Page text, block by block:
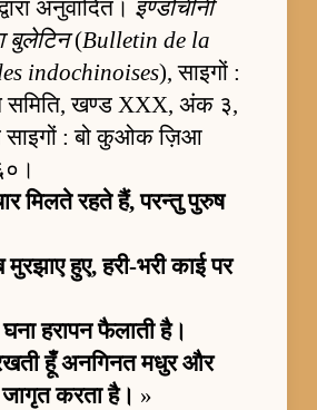
अनुवादित। इण्डोचीनी
बुलेटिन(Bulletin de la
indochinoises), साइगों :
समिति, खण्ड XXX, अंक ३,
साइगों : बो कुओक ज़िआ
मिलते रहते हैं, परन्तु पुरुष
हुए, हरी-भरी काई पर
हरापन फैलाती है।
हूँ अनगिनत मधुर और
करता है। »